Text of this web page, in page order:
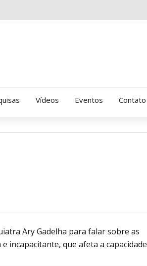
AME – Psiquiatria Dra Jandira Masur
Vídeos Eventos Contato
Ary Gadelha para falar sobre as
incapacitante, que afeta a capacidade